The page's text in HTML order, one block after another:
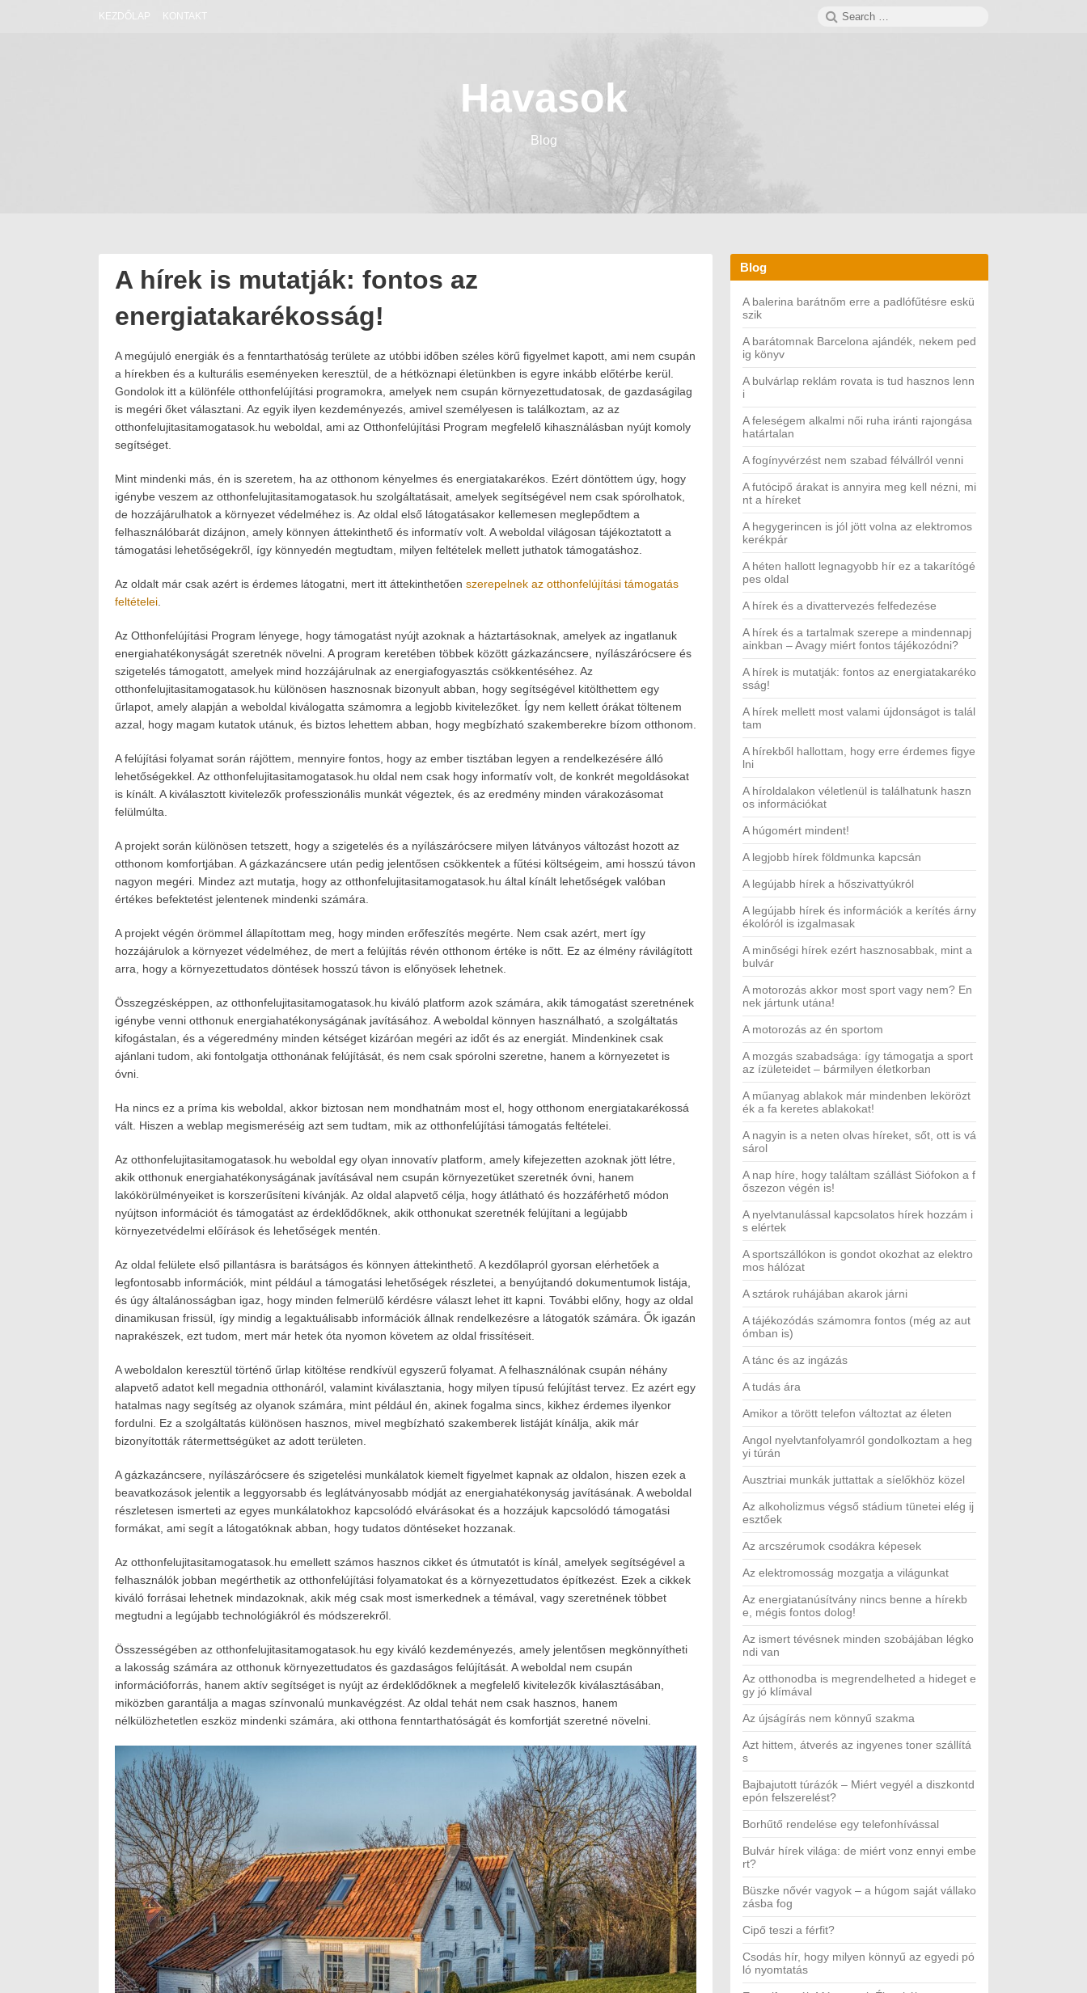
KEZDŐLAP KONTAKT
Search
Havasok
Blog
A hírek is mutatják: fontos az
energiatakarékosság!
Posted
on:
2024.05.24.
2024.05.24.
Author:
Havasokka
A megújuló energiák és a fenntarthatóság területe az utóbbi időben széles körű figyelmet kapott, ami nem csupán
a hírekben és a kulturális eseményeken keresztül, de a hétköznapi életünkben is egyre inkább előtérbe kerül.
Gondolok itt a különféle otthonfelújítási programokra, amelyek nem csupán környezettudatosak, de gazdaságilag
is megéri őket választani. Az egyik ilyen kezdeményezés, amivel személyesen is találkoztam, az az
otthonfelujitasitamogatasok.hu weboldal, ami az Otthonfelújítási Program megfelelő kihasználásban nyújt komoly
segítséget.
Mint mindenki más, én is szeretem, ha az otthonom kényelmes és energiatakarékos. Ezért döntöttem úgy, hogy
igénybe veszem az otthonfelujitasitamogatasok.hu szolgáltatásait, amelyek segítségével nem csak spórolhatok,
de hozzájárulhatok a környezet védelméhez is. Az oldal első látogatásakor kellemesen meglepődtem a
felhasználóbarát dizájnon, amely könnyen áttekinthető és informatív volt. A weboldal világosan tájékoztatott a
támogatási lehetőségekről, így könnyedén megtudtam, milyen feltételek mellett juthatok támogatáshoz.
Az oldalt már csak azért is érdemes látogatni, mert itt áttekinthetően szerepelnek az otthonfelújítási támogatás
feltételei
Az Otthonfelújítási Program lényege, hogy támogatást nyújt azoknak a háztartásoknak, amelyek az ingatlanuk
energiahatékonyságát szeretnék növelni. A program keretében többek között gázkazáncsere, nyílászárócsere és
szigetelés támogatott, amelyek mind hozzájárulnak az energiafogyasztás csökkentéséhez. Az
otthonfelujitasitamogatasok.hu különösen hasznosnak bizonyult abban, hogy segítségével kitölthettem egy
űrlapot, amely alapján a weboldal kiválogatta számomra a legjobb kivitelezőket. Így nem kellett órákat töltenem
azzal, hogy magam kutatok utánuk, és biztos lehettem abban, hogy megbízható szakemberekre bízom otthonom.
A felújítási folyamat során rájöttem, mennyire fontos, hogy az ember tisztában legyen a rendelkezésére álló
lehetőségekkel. Az otthonfelujitasitamogatasok.hu oldal nem csak hogy informatív volt, de konkrét megoldásokat
is kínált. A kiválasztott kivitelezők professzionális munkát végeztek, és az eredmény minden várakozásomat
felülmúlta.
A projekt során különösen tetszett, hogy a szigetelés és a nyílászárócsere milyen látványos változást hozott az
otthonom komfortjában. A gázkazáncsere után pedig jelentősen csökkentek a fűtési költségeim, ami hosszú távon
nagyon megéri. Mindez azt mutatja, hogy az otthonfelujitasitamogatasok.hu által kínált lehetőségek valóban
értékes befektetést jelentenek mindenki számára.
A projekt végén örömmel állapítottam meg, hogy minden erőfeszítés megérte. Nem csak azért, mert így
hozzájárulok a környezet védelméhez, de mert a felújítás révén otthonom értéke is nőtt. Ez az élmény rávilágított
arra, hogy a környezettudatos döntések hosszú távon is előnyösek lehetnek.
Összegzésképpen, az otthonfelujitasitamogatasok.hu kiváló platform azok számára, akik támogatást szeretnének
igénybe venni otthonuk energiahatékonyságának javításához. A weboldal könnyen használható, a szolgáltatás
kifogástalan, és a végeredmény minden kétséget kizáróan megéri az időt és az energiát. Mindenkinek csak
ajánlani tudom, aki fontolgatja otthonának felújítását, és nem csak spórolni szeretne, hanem a környezetet is
óvni.
Ha nincs ez a príma kis weboldal, akkor biztosan nem mondhatnám most el, hogy otthonom energiatakarékossá
vált. Hiszen a weblap megismeréséig azt sem tudtam, mik az otthonfelújítási támogatás feltételei.
Az otthonfelujitasitamogatasok.hu weboldal egy olyan innovatív platform, amely kifejezetten azoknak jött létre,
akik otthonuk energiahatékonyságának javításával nem csupán környezetüket szeretnék óvni, hanem
lakókörülményeiket is korszerűsíteni kívánják. Az oldal alapvető célja, hogy átlátható és hozzáférhető módon
nyújtson információt és támogatást az érdeklődőknek, akik otthonukat szeretnék felújítani a legújabb
környezetvédelmi előírások és lehetőségek mentén.
Az oldal felülete első pillantásra is barátságos és könnyen áttekinthető. A kezdőlapról gyorsan elérhetőek a
legfontosabb információk, mint például a támogatási lehetőségek részletei, a benyújtandó dokumentumok listája,
és úgy általánosságban igaz, hogy minden felmerülő kérdésre választ lehet itt kapni. További előny, hogy az oldal
dinamikusan frissül, így mindig a legaktuálisabb információk állnak rendelkezésre a látogatók számára. Ők igazán
naprakészek, ezt tudom, mert már hetek óta nyomon követem az oldal frissítéseit.
A weboldalon keresztül történő űrlap kitöltése rendkívül egyszerű folyamat. A felhasználónak csupán néhány
alapvető adatot kell megadnia otthonáról, valamint kiválasztania, hogy milyen típusú felújítást tervez. Ez azért egy
hatalmas nagy segítség az olyanok számára, mint például én, akinek fogalma sincs, kikhez érdemes ilyenkor
fordulni. Ez a szolgáltatás különösen hasznos, mivel megbízható szakemberek listáját kínálja, akik már
bizonyították rátermettségüket az adott területen.
A gázkazáncsere, nyílászárócsere és szigetelési munkálatok kiemelt figyelmet kapnak az oldalon, hiszen ezek a
beavatkozások jelentik a leggyorsabb és leglátványosabb módját az energiahatékonyság javításának. A weboldal
részletesen ismerteti az egyes munkálatokhoz kapcsolódó elvárásokat és a hozzájuk kapcsolódó támogatási
formákat, ami segít a látogatóknak abban, hogy tudatos döntéseket hozzanak.
Az otthonfelujitasitamogatasok.hu emellett számos hasznos cikket és útmutatót is kínál, amelyek segítségével a
felhasználók jobban megérthetik az otthonfelújítási folyamatokat és a környezettudatos építkezést. Ezek a cikkek
kiváló forrásai lehetnek mindazoknak, akik még csak most ismerkednek a témával, vagy szeretnének többet
megtudni a legújabb technológiákról és módszerekről.
Összességében az otthonfelujitasitamogatasok.hu egy kiváló kezdeményezés, amely jelentősen megkönnyítheti
a lakosság számára az otthonuk környezettudatos és gazdaságos felújítását. A weboldal nem csupán
információforrás, hanem aktív segítséget is nyújt az érdeklődőknek a megfelelő kivitelezők kiválasztásában,
miközben garantálja a magas színvonalú munkavégzést. Az oldal tehát nem csak hasznos, hanem
nélkülözhetetlen eszköz mindenki számára, aki otthona fenntarthatóságát és komfortját szeretné növelni.
Blog
A balerina barátnőm erre a padlófűtésre eskü
szik
A barátomnak Barcelona ajándék, nekem ped
ig könyv
A bulvárlap reklám rovata is tud hasznos lenn
i
A feleségem alkalmi női ruha iránti rajongása
határtalan
A fogínyvérzést nem szabad félvállról venni
A futócipő árakat is annyira meg kell nézni, mi
nt a híreket
A hegygerincen is jól jött volna az elektromos
kerékpár
A héten hallott legnagyobb hír ez a takarítógé
pes oldal
A hírek és a divattervezés felfedezése
A hírek és a tartalmak szerepe a mindennapj
ainkban – Avagy miért fontos tájékozódni?
A hírek is mutatják: fontos az energiatakaréko
sság!
A hírek mellett most valami újdonságot is talál
tam
A hírekből hallottam, hogy erre érdemes figye
lni
A híroldalakon véletlenül is találhatunk haszn
os információkat
A húgomért mindent!
A legjobb hírek földmunka kapcsán
A legújabb hírek a hőszivattyúkról
A legújabb hírek és információk a kerítés árny
ékolóról is izgalmasak
A minőségi hírek ezért hasznosabbak, mint a
bulvár
A motorozás akkor most sport vagy nem? En
nek jártunk utána!
A motorozás az én sportom
A mozgás szabadsága: így támogatja a sport
az ízületeidet – bármilyen életkorban
A műanyag ablakok már mindenben lekörözt
ék a fa keretes ablakokat!
A nagyin is a neten olvas híreket, sőt, ott is vá
sárol
A nap híre, hogy találtam szállást Siófokon a f
őszezon végén is!
A nyelvtanulással kapcsolatos hírek hozzám i
s elértek
A sportszállókon is gondot okozhat az elektro
mos hálózat
A sztárok ruhájában akarok járni
A tájékozódás számomra fontos (még az aut
ómban is)
A tánc és az ingázás
A tudás ára
Amikor a törött telefon változtat az életen
Angol nyelvtanfolyamról gondolkoztam a heg
yi túrán
Ausztriai munkák juttattak a síelőkhöz közel
Az alkoholizmus végső stádium tünetei elég ij
esztőek
Az arcszérumok csodákra képesek
Az elektromosság mozgatja a világunkat
Az energiatanúsítvány nincs benne a hírekb
e, mégis fontos dolog!
Az ismert tévésnek minden szobájában légko
ndi van
Az otthonodba is megrendelheted a hideget e
gy jó klímával
Az újságírás nem könnyű szakma
Azt hittem, átverés az ingyenes toner szállítá
s
Bajbajutott túrázók – Miért vegyél a diszkontd
epón felszerelést?
Borhűtő rendelése egy telefonhívással
Bulvár hírek világa: de miért vonz ennyi embe
rt?
Büszke nővér vagyok – a húgom saját vállako
zásba fog
Cipő teszi a férfit?
Csodás hír, hogy milyen könnyű az egyedi pó
ló nyomtatás